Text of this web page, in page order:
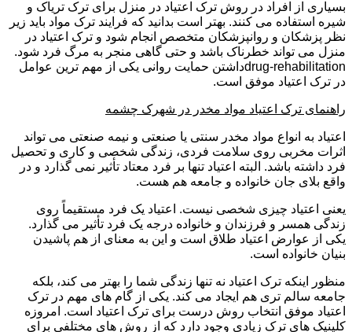
بسیاری از افراد در روش ترک اعتیاد در منزل برای ترک تریاک و
شیره استفاده می کنند. بهتر است بدانید که فرایند ترک مواد باید زیر
نظر پزشکان و روانپزشکان متخصص انجام شود و ترک اعتیاد در
منزل می تواند خطرناک باشد و حتی گاهی منجر به مرگ فرد شود.
drug-rehabilitationداشتن حمایت روانی یکی از مهم ترین عوامل
در ترک اعتیاد موفق است.
راهنمای ترک اعتیاد مواد مخدر در شهرک چشمه
اعتیاد به انواع مواد مخدر سنتی یا صنعتی و نیمه صنعتی می تواند
اثرات مخربی روی سلامت فردی، زندگی شخصی و کاری و تحصیل
فرد داشته باشد. البته اعتیاد تنها بر فرد معتاد تأثیر نمی گذارد و در
واقع بلای جان خانواده و جامعه هم هست.
یعنی اعتیاد چیزی شخصی نیست. اعتیاد یک فرد مستقیماً روی
زندگی همسر و فرزندان و خانواده درجه یک فرد تأثیر می گذارد.
یکی از عوارض اعتیاد طلاق است و این به معنای از هم پاشیدن
بنیان خانواده است.
منظور اینکه ترک اعتیاد نه تنها زندگی شما را بهتر می کند، بلکه
جامعه سالم تری هم ایجاد می کند. یکی از گام های مهم در ترک
اعتیاد موفق انتخاب روش درست برای ترک اعتیاد است. امروزه
کلینیک های ترک زیادی وجود دارد که از روش های مختلفی برای